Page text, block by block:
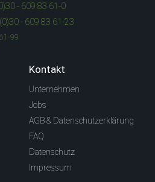
- 609 83 61-0
- 609 83 61-23
99
Kontakt
Unternehmen
Jobs
AGB & Datenschutzerklärung
FAQ
Datenschutz
Impressum